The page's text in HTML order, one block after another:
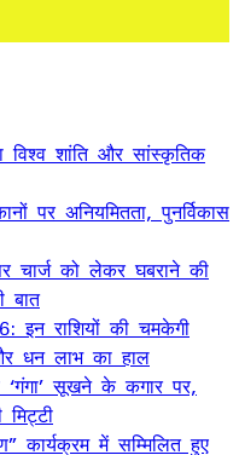
विश्व शांति और सांस्कृतिक
पर अनियमितता, पुनर्विकास
चार्ज को लेकर घबराने की
राशियों की चमकेगी
धन लाभ का हाल
सूखने के कगार पर,
कार्यक्रम में सम्मिलित हुए